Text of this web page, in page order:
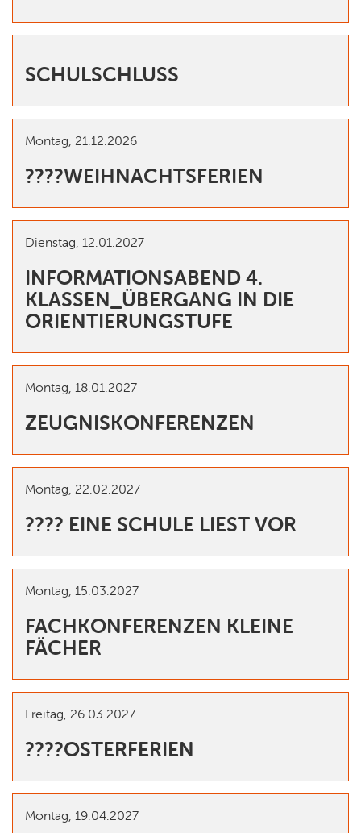
SCHULSCHLUSS
Montag, 21.12.2026
????WEIHNACHTSFERIEN
Dienstag, 12.01.2027
INFORMATIONSABEND 4.
KLASSEN_ÜBERGANG IN DIE
ORIENTIERUNGSTUFE
Montag, 18.01.2027
ZEUGNISKONFERENZEN
Montag, 22.02.2027
???? EINE SCHULE LIEST VOR
Montag, 15.03.2027
FACHKONFERENZEN KLEINE
FÄCHER
Freitag, 26.03.2027
????OSTERFERIEN
Montag, 19.04.2027